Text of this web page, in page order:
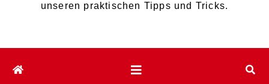
unseren praktischen Tipps und Tricks.